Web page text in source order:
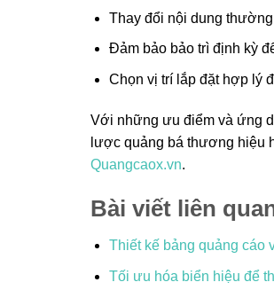
Thay đổi nội dung
Đảm bảo bảo trì định kỳ
Chọn vị trí lắp đặt hợp lý
Với những ưu điểm và ứng
lược quảng bá thương hiệu
Quangcaox.vn.
Bài viết liên
Thiết kế bảng quảng cáo
Tối ưu hóa biển hiệu để